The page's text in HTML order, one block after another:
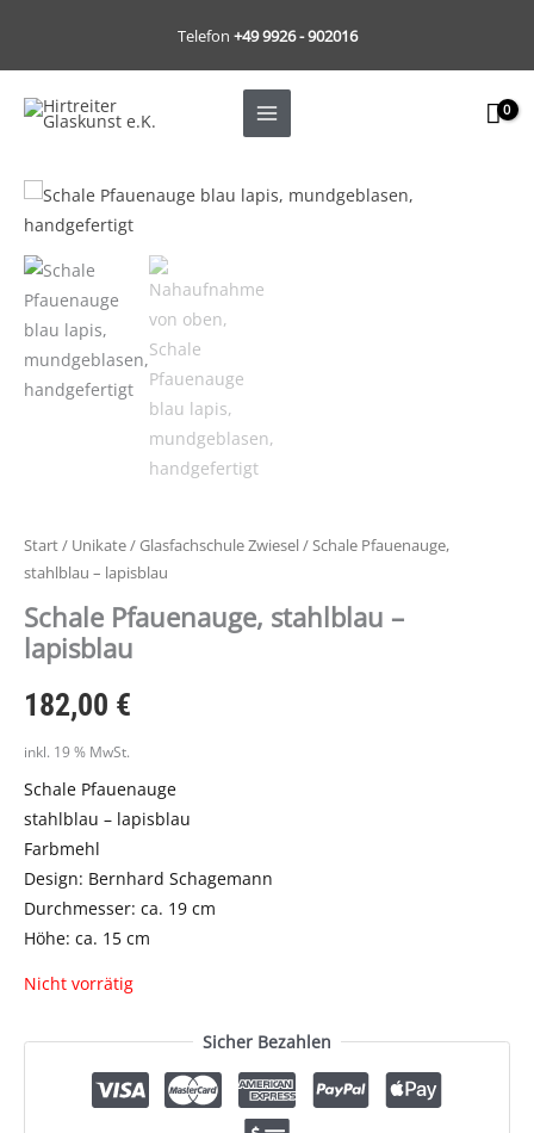
springen
Telefon +49 9926 - 902016
Start/ Unikate/Glasfachschule Zwiesel/ Schale Pfauenauge,
stahlblau – lapisblau
Schale Pfauenauge, stahlblau –
lapisblau
182,00 €
inkl. 19 % MwSt.
Schale Pfauenauge
stahlblau – lapisblau
Farbmehl
Design: Bernhard Schagemann
Durchmesser: ca. 19 cm
Höhe: ca. 15 cm
Nicht vorrätig
Sicher Bezahlen